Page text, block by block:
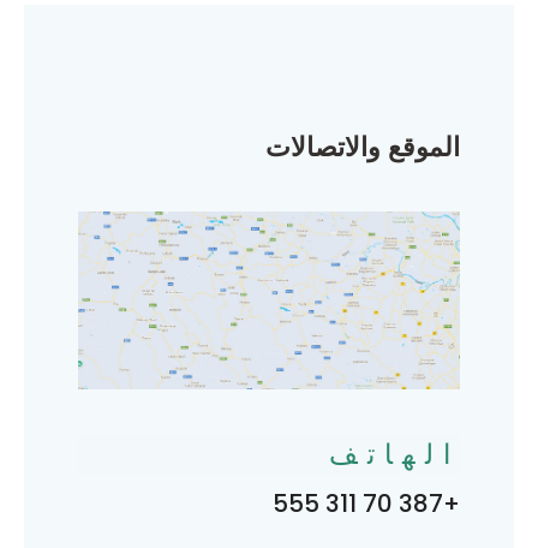
الموقع والاتصالات
الهاتف
+387 70 311 555